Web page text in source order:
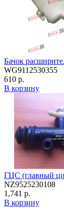
Бачок
WG9112530355
610 р.
В корзину
ГЦС (главный
NZ9525230108
1,741 р.
В корзину